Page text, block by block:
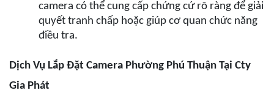
camera có thể cung cấp chứng cứ rõ ràng để giải
quyết tranh chấp hoặc giúp cơ quan chức năng
điều tra.
Dịch Vụ Lắp Đặt Camera Phường Phú Thuận Tại Cty
Gia Phát